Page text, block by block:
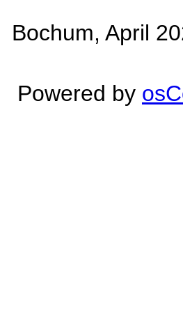
Bochum, April
Powered by